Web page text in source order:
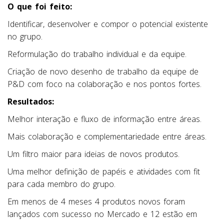
O que foi feito:
Identificar, desenvolver e compor o potencial existente
no grupo.
Reformulação do trabalho individual e da equipe.
Criação de novo desenho de trabalho da equipe de
P&D com foco na colaboração e nos pontos fortes.
Resultados:
Melhor interação e fluxo de informação entre áreas.
Mais colaboração e complementariedade entre áreas.
Um filtro maior para ideias de novos produtos.
Uma melhor definição de papéis e atividades com fit
para cada membro do grupo.
Em menos de 4 meses 4 produtos novos foram
lançados com sucesso no Mercado e 12 estão em